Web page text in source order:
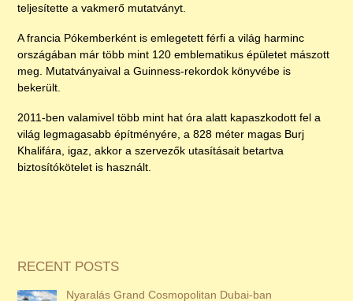
teljesítette a vakmerő mutatványt.
A francia Pókemberként is emlegetett férfi a világ harminc
országában már több mint 120 emblematikus épületet mászott
meg. Mutatványaival a Guinness-rekordok könyvébe is
bekerült.
2011-ben valamivel több mint hat óra alatt kapaszkodott fel a
világ legmagasabb építményére, a 828 méter magas Burj
Khalifára, igaz, akkor a szervezők utasításait betartva
biztosítókötelet is használt.
RECENT POSTS
Nyaralás Grand Cosmopolitan Dubai-ban